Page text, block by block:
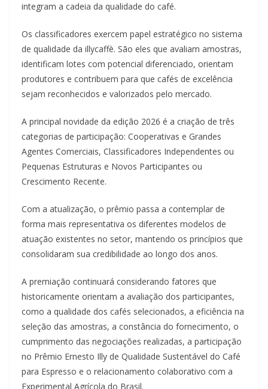
integram a cadeia da qualidade do café.
Os classificadores exercem papel estratégico no sistema
de qualidade da illycaffè. São eles que avaliam amostras,
identificam lotes com potencial diferenciado, orientam
produtores e contribuem para que cafés de excelência
sejam reconhecidos e valorizados pelo mercado.
A principal novidade da edição 2026 é a criação de três
categorias de participação: Cooperativas e Grandes
Agentes Comerciais, Classificadores Independentes ou
Pequenas Estruturas e Novos Participantes ou
Crescimento Recente.
Com a atualização, o prêmio passa a contemplar de
forma mais representativa os diferentes modelos de
atuação existentes no setor, mantendo os princípios que
consolidaram sua credibilidade ao longo dos anos.
A premiação continuará considerando fatores que
historicamente orientam a avaliação dos participantes,
como a qualidade dos cafés selecionados, a eficiência na
seleção das amostras, a constância do fornecimento, o
cumprimento das negociações realizadas, a participação
no Prêmio Ernesto Illy de Qualidade Sustentável do Café
para Espresso e o relacionamento colaborativo com a
Experimental Agrícola do Brasil.